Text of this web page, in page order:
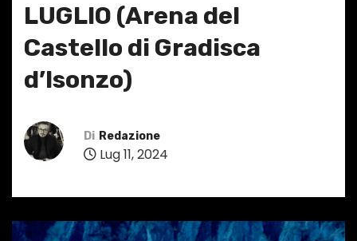
LUGLIO (Arena del
Castello di Gradisca
d’Isonzo)
Di Redazione
Lug 11, 2024